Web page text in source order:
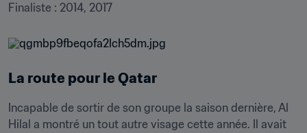
Finaliste : 2014, 2017
La route pour le Qatar
Incapable de sortir de son groupe la saison dernière, Al
Hilal a montré un tout autre visage cette année. Il avait